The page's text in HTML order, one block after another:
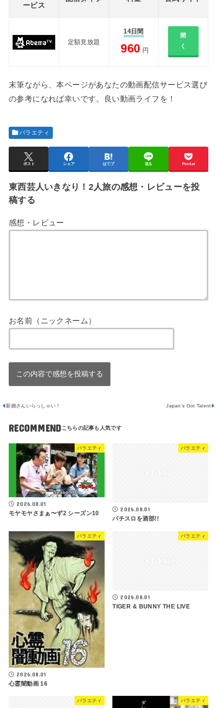
ービス
定額見放題
14日間
960 円
開
く
末筆ながら、本ページがあなたの動画配信サービス選び
の参考になれば幸いです。良い動画ライフを！
バラエティ
ポスト シェア はてブ 送る Pocket
東西芸人いきなり！2人旅の感想・レビューを投
稿する
感想・レビュー
お名前（ニックネーム）
新婚さんいらっしゃい！ Japan's Got Talent
RECOMMEND
バラエティ
2026.08.01
モヤモヤさまぁ〜ず2 シーズン10
バラエティ
2026.08.01
パチスロを酒部!!
バラエティ
2026.08.01
心霊闇動画 16
バラエティ
2026.08.01
TIGER & BUNNY THE LIVE
バラエティ バラエティ